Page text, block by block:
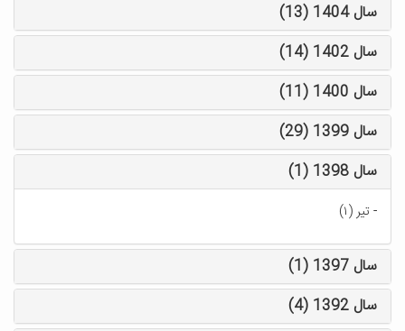
سال 1404 (13)
سال 1402 (14)
سال 1400 (11)
سال 1399 (29)
سال 1398 (1)
-تیر (۱)
سال 1397 (1)
سال 1392 (4)